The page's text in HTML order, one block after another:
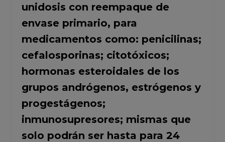
unidosis con reempaque de
envase primario, para
medicamentos como: penicilinas;
cefalosporinas; citotóxicos;
hormonas esteroidales de los
grupos andrógenos, estrógenos y
progestágenos;
inmunosupresores; mismas que
solo podrán ser hasta para 24